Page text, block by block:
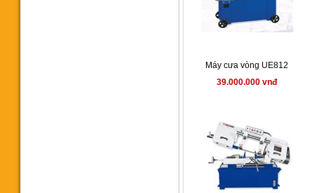
Máy cưa vòng UE812
39.000.000 vnđ